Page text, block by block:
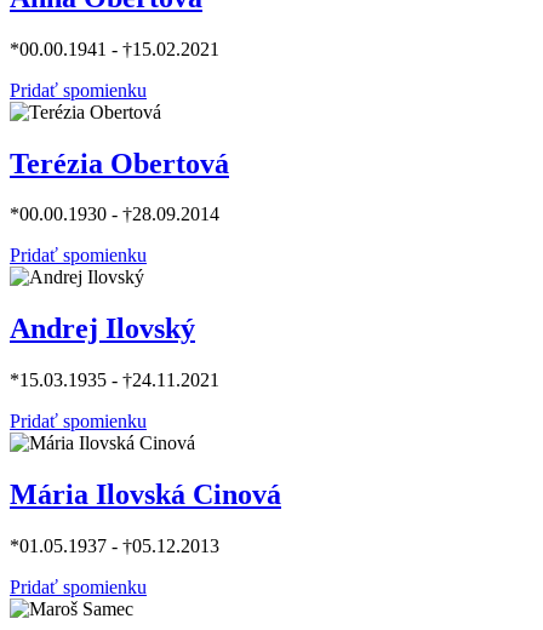
*00.00.1941 - †15.02.2021
Pridať spomienku
Terézia Obertová
*00.00.1930 - †28.09.2014
Pridať spomienku
Andrej Ilovský
*15.03.1935 - †24.11.2021
Pridať spomienku
Mária Ilovská Cinová
*01.05.1937 - †05.12.2013
Pridať spomienku